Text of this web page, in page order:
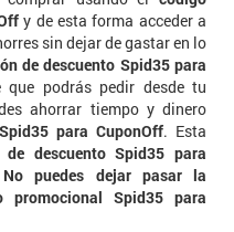
y de esta forma acceder a
sin dejar de gastar en lo
de descuento Spid35 para
que podrás pedir desde tu
ahorrar tiempo y dinero
para CuponOff. Esta
de descuento Spid35 para
No puedes dejar pasar la
Spid35 para